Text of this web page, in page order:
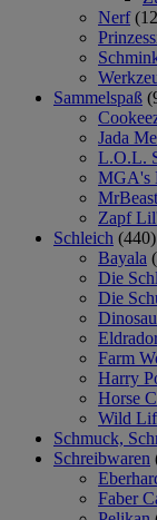
Nerf
Sammelspaß
Jada
L.O.L.
MGA's
Zapf
Schleich (440)
Bayala
Die
Die
Farm
Harry
Horse
Wild
Schmuck,
Schreibwaren
Faber